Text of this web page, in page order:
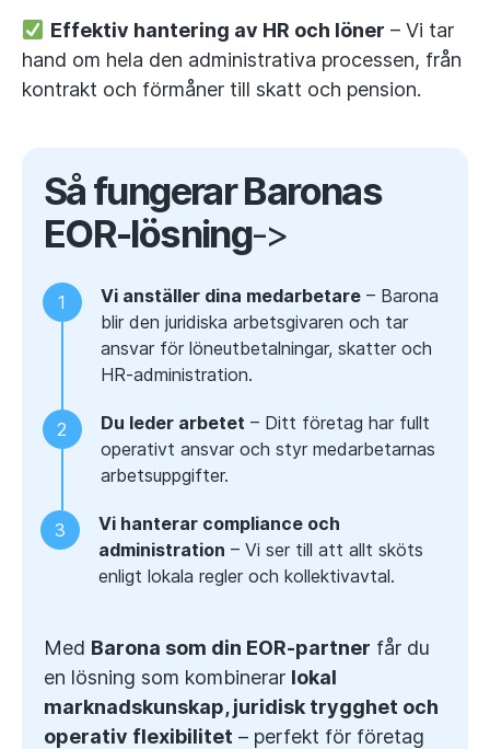
Effektiv hantering av HR och löner – Vi tar
hand om hela den administrativa processen, från
kontrakt och förmåner till skatt och pension.
Så fungerar Baronas
EOR-lösning->
Vi anställer dina medarbetare – Barona
blir den juridiska arbetsgivaren och tar
ansvar för löneutbetalningar, skatter och
HR-administration.
Du leder arbetet – Ditt företag har fullt
operativt ansvar och styr medarbetarnas
arbetsuppgifter.
Vi hanterar compliance och
administration – Vi ser till att allt sköts
enligt lokala regler och kollektivavtal.
Med Barona som din EOR-partner får du
en lösning som kombinerar lokal
marknadskunskap, juridisk trygghet och
operativ flexibilitet – perfekt för företag